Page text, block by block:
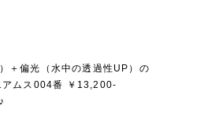
＋偏光（水中の透過性UP）の
アムス004番 ￥13,200-